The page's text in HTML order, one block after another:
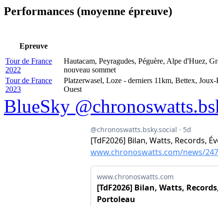
Performances (moyenne épreuve)
Epreuve
Tour de France
2022
Hautacam, Peyragudes, Péguère, Alpe d'Huez,
nouveau sommet
Tour de France
2023
Platzerwasel, Loze - derniers 11km, Bettex,
Ouest
BlueSky